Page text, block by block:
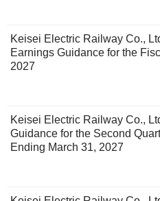
Keisei Electric Railway Co.,
Earnings Guidance for the
2027
Keisei Electric Railway Co.,
Guidance for the Second
Ending March 31, 2027